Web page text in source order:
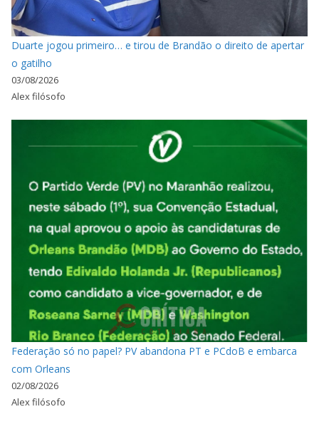
Duarte jogou primeiro… e tirou de Brandão o direito de apertar
o gatilho
03/08/2026
Alex filósofo
Federação só no papel? PV abandona PT e PCdoB e embarca
com Orleans
02/08/2026
Alex filósofo